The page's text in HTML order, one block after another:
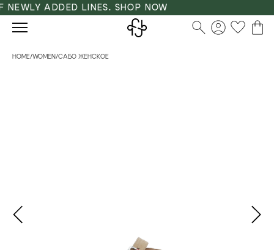
ADDED LINES. SHOP NOW
HOME/WOMEN/САБО ЖЕНСКОЕ